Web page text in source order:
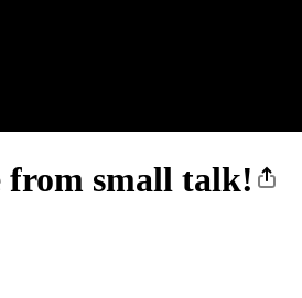
from small talk!